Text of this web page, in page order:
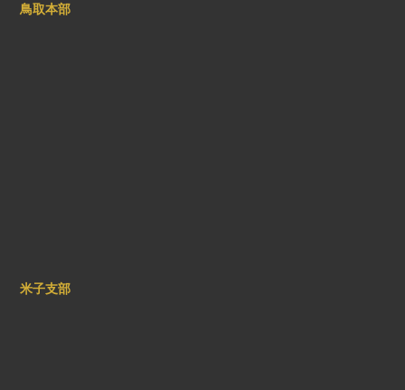
鳥取本部
米子支部